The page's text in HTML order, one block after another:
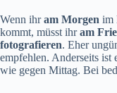
Wenn ihram Morgen im
kommt, müsst ihram
fotografieren. Eher
empfehlen. Anderseits ist
wie gegen Mittag. Bei